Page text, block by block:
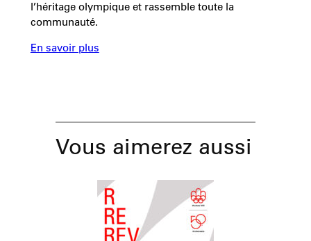
l’héritage olympique et rassemble toute la
communauté.
En savoir plus
Vous aimerez aussi